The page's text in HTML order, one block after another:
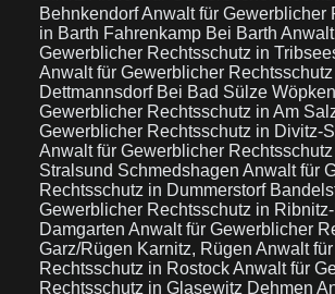
BehnkendorfAnwalt für Gewerblicher
in Barth Fahrenkamp Bei Barth
Gewerblicher Rechtsschutz in
Anwalt für Gewerblicher Rechtsschutz
Dettmannsdorf Bei Bad Sülze
Gewerblicher Rechtsschutz in Am
Gewerblicher Rechtsschutz in Divitz-
Anwalt für Gewerblicher
Stralsund Schmedshagen Anwalt für
Rechtsschutz in Dummerstorf
Gewerblicher Rechtsschutz in
Damgarten Anwalt für Gewerblicher
Garz/Rügen Karnitz, Rügen Anwalt
Rechtsschutz in RostockAnwalt für
Rechtsschutz in Glasewitz Dehmen